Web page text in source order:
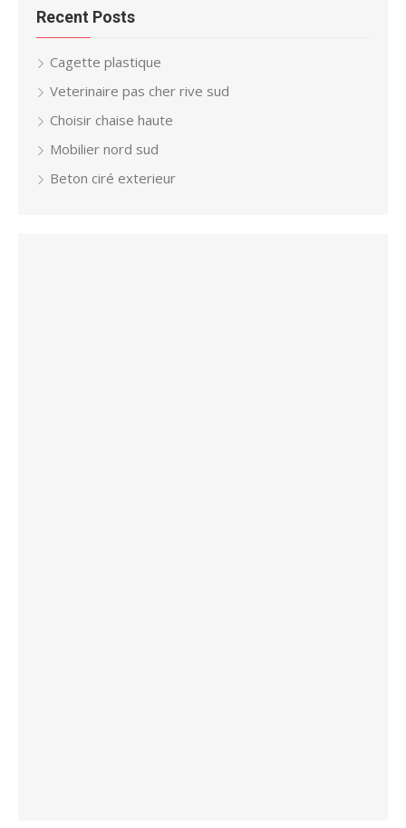
Recent Posts
Cagette plastique
Veterinaire pas cher rive sud
Choisir chaise haute
Mobilier nord sud
Beton ciré exterieur